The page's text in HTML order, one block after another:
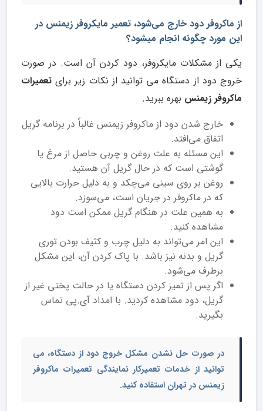
از ماکروفر دود خارج می‌شود، تعمیر مایکروفر زیمنس در
این مورد چگونه انجام میشود؟
یکی از مشکلات مایکروفر، دود کردن آن است. در صورت
خروج دود از دستگاه می توانید از نکات زیر برای تعمیرات
ماکروفر زیمنس بهره ببرید.
خارج شدن دود از ماکروفر زیمنس غالباً در برنامه گریل
اتفاق می‌افتد.
این مسئله به علت روغن و چربی حاصل از مرغ یا
گوشتی است که در حال گریل آن هستید.
روغن بر روی سینی می‌چکد و به دلیل حرارت بالایی
که در ماکروفر در جریان است، می‌سوزد.
به همین علت در هنگام گریل ممکن است دود
مشاهده کنید.
این امر می‌تواند به دلیل چرب و کثیف بودن توری
گریل و بدنه نیز باشد. با پاک کردن آن، این مشکل
برطرف می‌شود.
اگر پس از تمیز کردن دستگاه یا در حالت پختی غیر از
گریل، دود مشاهده کردید. با امداد آی.پی تماس
بگیرید.
در صورت حل نشدن مشکل خروج دود از دستگاه، می
توانید از خدمات تعمیرکار نمایندگی تعمیرات ماکروفر
زیمنس در تهران استفاده کنید.